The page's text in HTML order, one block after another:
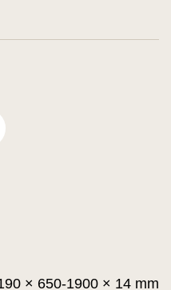
× 650-1900 × 14 mm